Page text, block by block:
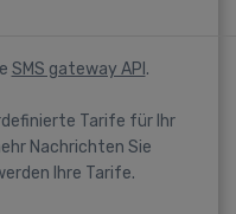
SMS gateway API .
Tarife für Ihr
Nachrichten Sie
Ihre Tarife.